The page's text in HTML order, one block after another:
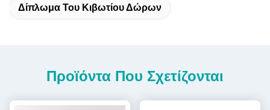
Δίπλωμα Του Κιβωτίου Δώρων
Προϊόντα Που Σχετίζονται